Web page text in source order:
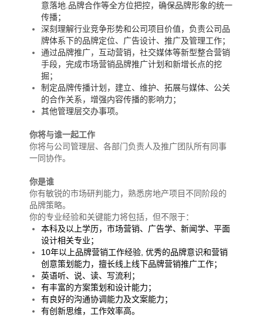
意落地 品牌合作等全方位把控，确保品牌形象的统一
传播；
深刻理解行业竞争形势和公司项目价值，负责公司品
牌体系下的品牌定位、广告设计、推广及管理工作；
通过品牌推广，互动营销，社交媒体等新型整合营销
手段，完成市场营销品牌推广计划和新增长点的挖
掘；
制定品牌传播计划，建立、维护、拓展与媒体、公关
的合作关系，增强内容传播的影响力；
其他管理层交办事项。
你将与谁一起工作
你将与公司管理层、各部门负责人及推广团队所有同事
一同协作。
你是谁
你有敏锐的市场研判能力，熟悉房地产项目不同阶段的
品牌策略。
你的专业经验和关键能力将包括，但不限于：
本科及以上学历，市场营销、广告学、新闻学、平面
设计相关专业；
10年以上品牌营销工作经验 优秀的品牌意识和营销
创意策划能力，擅长线上线下品牌营销推广工作；
英语听、说、读、写流利；
有丰富的方案策划和设计能力；
有良好的沟通协调能力及文案能力；
有创新思维，工作效率高。